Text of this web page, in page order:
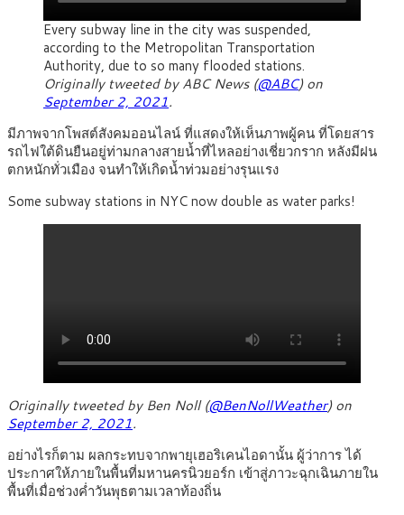
Every subway line in the city was suspended,
according to the Metropolitan Transportation
Authority, due to so many flooded stations.
Originally tweeted by ABC News (@ABC) on
September 2, 2021.
มีภาพจากโพสต์สังคมออนไลน์ ที่แสดงให้เห็นภาพผู้คน ที่โดยสาร
รถไฟใต้ดินยืนอยู่ท่ามกลางสายน้ำที่ไหลอย่างเชี่ยวกราก หลังมีฝน
ตกหนักทั่วเมือง จนทำให้เกิดน้ำท่วมอย่างรุนแรง
Some subway stations in NYC now double as water parks!
Originally tweeted by Ben Noll (@BenNollWeather) on
September 2, 2021.
อย่างไรก็ตาม ผลกระทบจากพายุเฮอริเคนไอดานั้น ผู้ว่าการ ได้
ประกาศให้ภายในพื้นที่มหานครนิวยอร์ก เข้าสู่ภาวะฉุกเฉินภายใน
พื้นที่เมื่อช่วงค่ำวันพุธตามเวลาท้องถิ่น